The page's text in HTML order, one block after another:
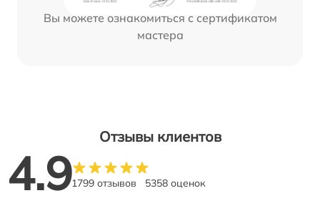
Вы можете ознакомиться с сертификатом
мастера
Отзывы клиентов
4.91799 отзывов 5358 оценок